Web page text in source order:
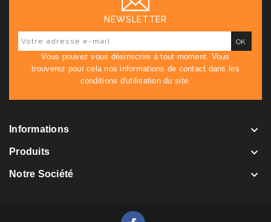
NEWSLETTER
Vous pouvez vous désinscrire à tout moment. Vous
trouverez pour cela nos informations de contact dans les
conditions d'utilisation du site.
Informations 
Produits 
Notre Société 